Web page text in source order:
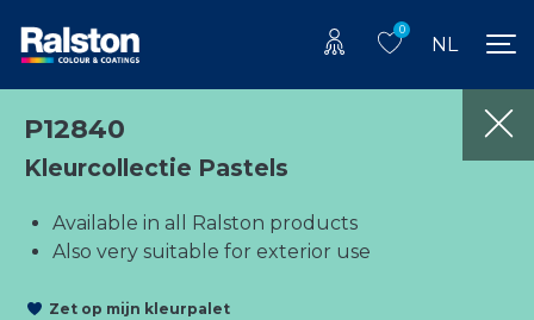
0
NL
P12840
Kleurcollectie Pastels
Available in all Ralston products
Also very suitable for exterior use
Zet op mijn kleurpalet